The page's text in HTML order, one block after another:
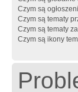
Czym są
Czym są tematy
Czym są tematy
Czym są ikony